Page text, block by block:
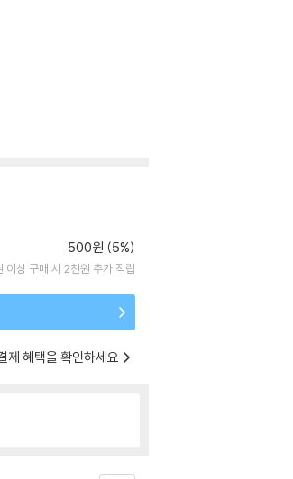
500원 (5%)
이상 구매 시 2천원 추가 적립
제 혜택을 확인하세요